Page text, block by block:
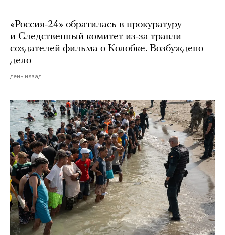
«Россия-24» обратилась в прокуратуру
и Следственный комитет из-за травли
создателей фильма о Колобке. Возбуждено
дело
день назад